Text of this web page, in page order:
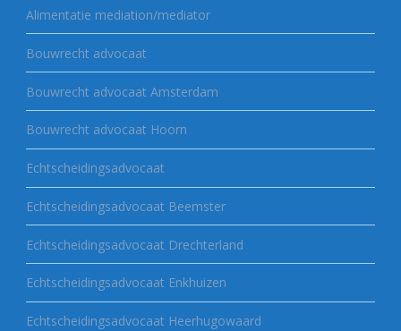
Alimentatie mediation/mediator
Bouwrecht advocaat
Bouwrecht advocaat Amsterdam
Bouwrecht advocaat Hoorn
Echtscheidingsadvocaat
Echtscheidingsadvocaat Beemster
Echtscheidingsadvocaat Drechterland
Echtscheidingsadvocaat Enkhuizen
Echtscheidingsadvocaat Heerhugowaard